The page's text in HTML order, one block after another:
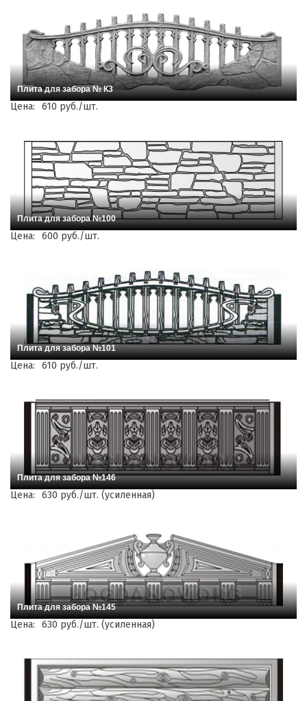
Плита для забора № К3
Цена: 610 руб./шт.
Плита для забора №100
Цена: 600 руб./шт.
Плита для забора №101
Цена: 610 руб./шт.
Плита для забора №146
Цена: 630 руб./шт. (усиленная)
Плита для забора №145
Цена: 630 руб./шт. (усиленная)